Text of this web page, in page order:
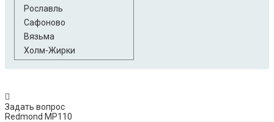
Рославль
Сафоново
Вязьма
Холм-Жирки
Задать вопрос
Redmond MP110